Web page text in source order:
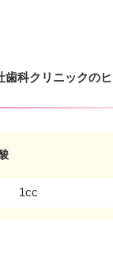
歯科クリニックの
1cc